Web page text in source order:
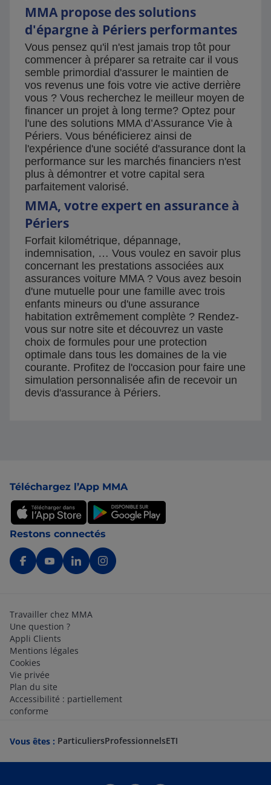
MMA propose des solutions
d'épargne à Périers performantes
Vous pensez qu'il n'est jamais trop tôt pour
commencer à préparer sa retraite car il vous
semble primordial d'assurer le maintien de
vos revenus une fois votre vie active derrière
vous ? Vous recherchez le meilleur moyen de
financer un projet à long terme? Optez pour
l'une des solutions MMA d’Assurance Vie à
Périers. Vous bénéficierez ainsi de
l'expérience d'une société d'assurance dont la
performance sur les marchés financiers n'est
plus à démontrer et votre capital sera
parfaitement valorisé.
MMA, votre expert en assurance à
Périers
Forfait kilométrique, dépannage,
indemnisation, … Vous voulez en savoir plus
concernant les prestations associées aux
assurances voiture MMA ? Vous avez besoin
d'une mutuelle pour une famille avec trois
enfants mineurs ou d'une assurance
habitation extrêmement complète ? Rendez-
vous sur notre site et découvrez un vaste
choix de formules pour une protection
optimale dans tous les domaines de la vie
courante. Profitez de l'occasion pour faire une
simulation personnalisée afin de recevoir un
devis d'assurance à Périers.
Téléchargez l’App MMA
Restons connectés
Travailler chez MMA
Une question ?
Appli Clients
Mentions légales
Cookies
Vie privée
Plan du site
Accessibilité : partiellement
conforme
Vous êtes : ParticuliersProfessionnelsETI